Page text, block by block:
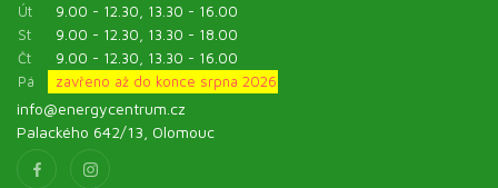
Út
9.00 - 12.30, 13.30 - 16.00
St
9.00 - 12.30, 13.30 - 18.00
Čt
9.00 - 12.30, 13.30 - 16.00
Pá
zavřeno až do konce srpna 2026
info@energycentrum.cz
Palackého 642/13, Olomouc